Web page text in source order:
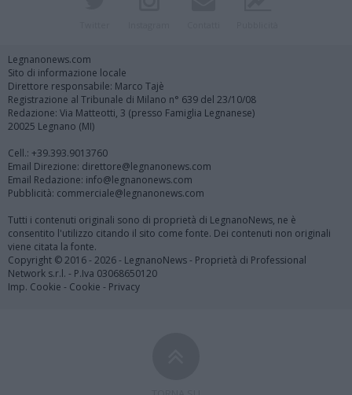
Legnanonews.com
Sito di informazione locale
Direttore responsabile: Marco Tajè
Registrazione al Tribunale di Milano n° 639 del 23/10/08
Redazione: Via Matteotti, 3 (presso Famiglia Legnanese)
20025 Legnano (MI)
Cell.: +39.393.9013760
Email Direzione: direttore@legnanonews.com
Email Redazione: info@legnanonews.com
Pubblicità: commerciale@legnanonews.com
Tutti i contenuti originali sono di proprietà di LegnanoNews, ne è
consentito l'utilizzo citando il sito come fonte. Dei contenuti non originali
viene citata la fonte.
Copyright © 2016 - 2026 - LegnanoNews - Proprietà di Professional
Network s.r.l. - P.Iva 03068650120
Imp. Cookie - Cookie - Privacy